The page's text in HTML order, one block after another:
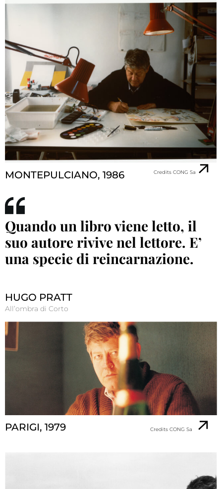
MONTEPULCIANO, 1986 Credits CONG Sa
Quando un libro viene letto, il
suo autore rivive nel lettore. E’
una specie di reincarnazione.
HUGO PRATT
All’ombra di Corto
PARIGI, 1979 Credits CONG Sa